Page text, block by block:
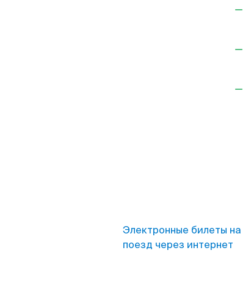
Электронные билеты на
поезд через интернет